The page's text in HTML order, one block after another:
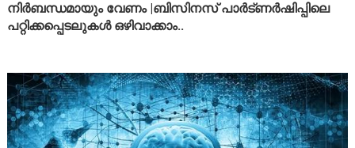
നിർബന്ധമായും വേണം |ബിസിനസ് പാർട്ണർഷിപ്പിലെ
പറ്റിക്കപ്പെടലുകൾ ഒഴിവാക്കാം..